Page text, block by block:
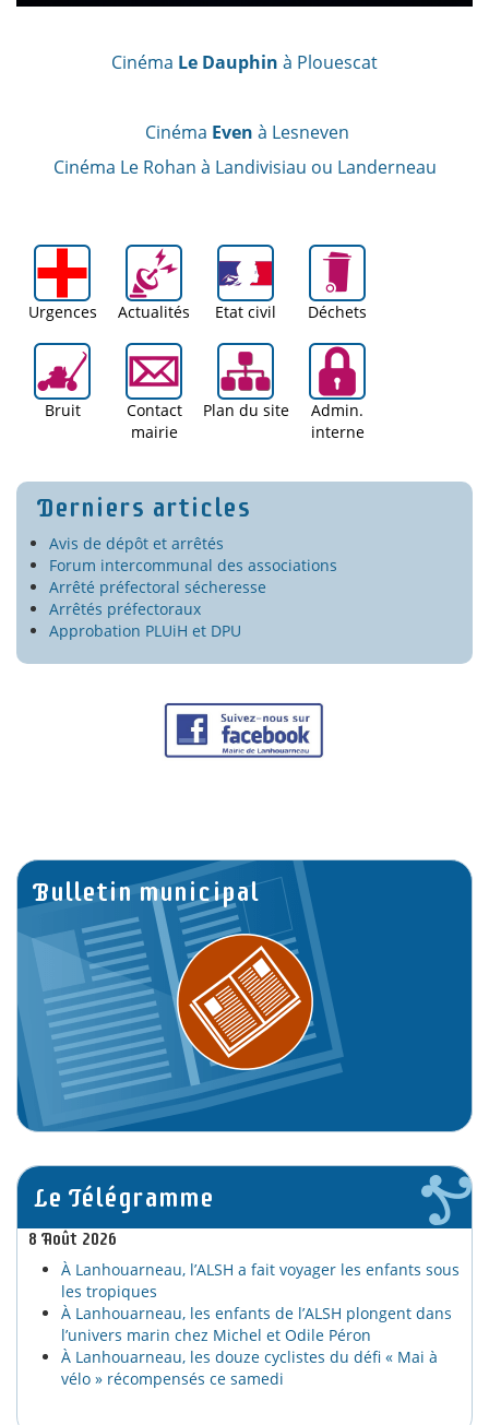
Cinéma Le Dauphin à Plouescat
Cinéma Even à Lesneven
Cinéma Le Rohan à Landivisiau ou Landerneau
Urgences Actualités Etat civil Déchets
Bruit
Contact
mairie
Plan du site
Admin.
interne
Derniers articles
Avis de dépôt et arrêtés
Forum intercommunal des associations
Arrêté préfectoral sécheresse
Arrêtés préfectoraux
Approbation PLUiH et DPU
Bulletin municipal
Le Télégramme
8 Août 2026
À Lanhouarneau, l’ALSH a fait voyager les enfants sous
les tropiques
À Lanhouarneau, les enfants de l’ALSH plongent dans
l’univers marin chez Michel et Odile Péron
À Lanhouarneau, les douze cyclistes du défi « Mai à
vélo » récompensés ce samedi